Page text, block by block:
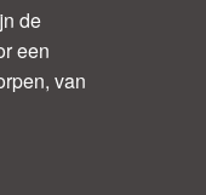
de
een
van